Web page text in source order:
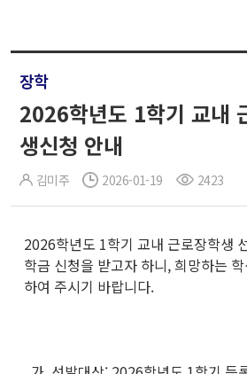
장학
2026학년도 1학기 교내
생신청 안내
김미주 2026-01-19 2423
2026학년도 1학기 교내 근로장학생
학금 신청을 받고자 하니, 희망하는
하여 주시기 바랍니다.